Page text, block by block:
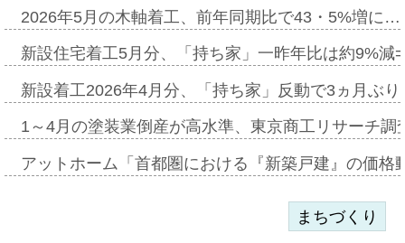
2026年5月の木軸着工、前年同期比で43・5%増に…
新設住宅着工5月分、「持ち家」一昨年比は約9%
新設着工2026年4月分、「持ち家」反動で3ヵ月ぶ
1～4月の塗装業倒産が高水準、東京商工リサーチ
アットホーム「首都圏における『新築戸建』の価
まちづくり